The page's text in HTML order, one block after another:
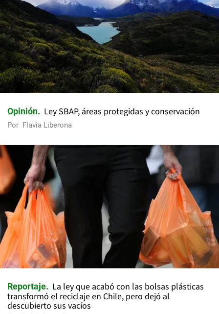
Opinión Ley SBAP, áreas protegidas y conservación
Por Flavia Liberona
Reportaje
La ley que acabó con las bolsas plásticas
transformó el reciclaje en Chile, pero dejó al
descubierto sus vacíos